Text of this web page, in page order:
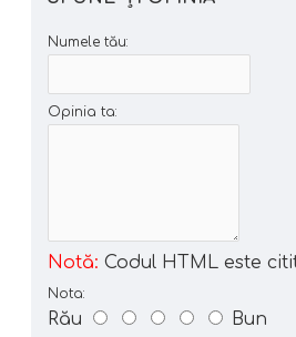
Numele tău:
Opinia ta:
Notă: Codul HTML este
Nota:
Rău Bun